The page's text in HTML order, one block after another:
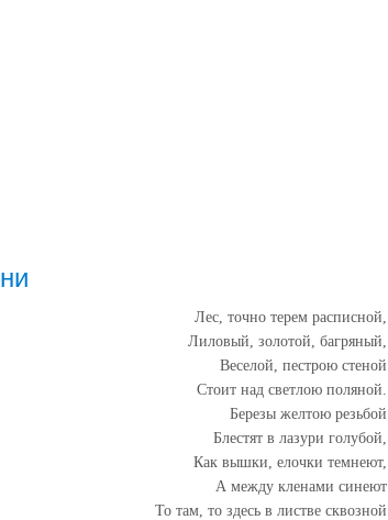
Лес, точно терем расписной,
Лиловый, золотой, багряный,
Веселой, пестрою стеной
Стоит над светлою поляной.
Березы желтою резьбой
Блестят в лазури голубой,
Как вышки, елочки темнеют,
А между кленами синеют
То там, то здесь в листве сквозной